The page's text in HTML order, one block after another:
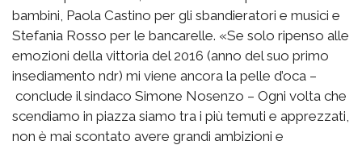
bambini, Paola Castino per gli sbandieratori e musici e
Stefania Rosso per le bancarelle. «Se solo ripenso alle
emozioni della vittoria del 2016 (anno del suo primo
insediamento ndr) mi viene ancora la pelle d’oca –
conclude il sindaco Simone Nosenzo – Ogni volta che
scendiamo in piazza siamo tra i più temuti e apprezzati,
non è mai scontato avere grandi ambizioni e